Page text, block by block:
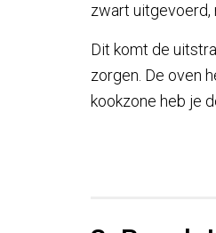
zwart uitgevoerd,
Dit komt de
zorgen. De oven
kookzone heb je